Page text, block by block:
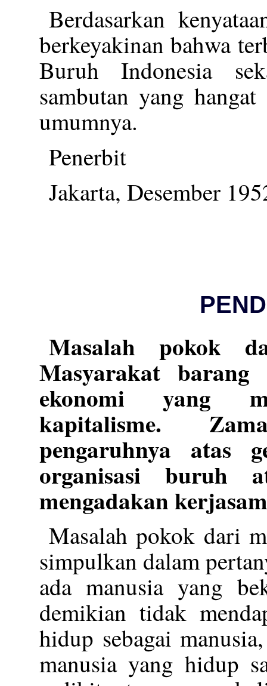
Berdasarkan
berkeyakinan bahwa
Buruh Indonesia
sambutan yang
umumnya.
Penerbit
Jakarta, Desember
Masalah pokok
Masyarakat barang
ekonomi yang
kapitalisme.
pengaruhnya atas
organisasi buruh
mengadakan
Masalah pokok dari
simpulkan dalam
ada manusia yang
demikian tidak
hidup sebagai
manusia yang hidup